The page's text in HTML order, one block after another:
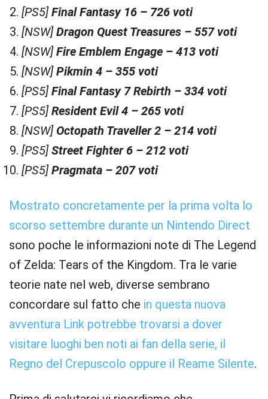
[PS5]Final Fantasy 16 – 726 voti
[NSW]Dragon Quest Treasures – 557 voti
[NSW]Fire Emblem Engage – 413 voti
[NSW]Pikmin 4 – 355 voti
[PS5]Final Fantasy 7 Rebirth – 334 voti
[PS5]Resident Evil 4 – 265 voti
[NSW] Octopath Traveller 2 – 214 voti
[PS5]Street Fighter 6 – 212 voti
[PS5]Pragmata – 207 voti
Mostrato concretamente per la prima volta lo
scorso settembre durante un Nintendo Direct
sono poche le informazioni note di The Legend
of Zelda: Tears of the Kingdom. Tra le varie
teorie nate nel web, diverse sembrano
concordare sul fatto che in questa nuova
avventura Link potrebbe trovarsi a dover
visitare luoghi ben noti ai fan della serie, il
Regno del Crepuscolo oppure il Reame Silente.